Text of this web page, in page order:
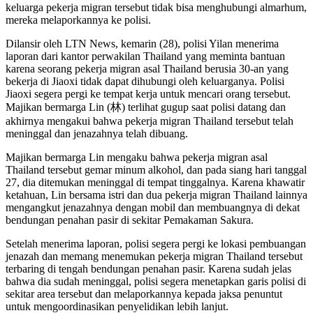
keluarga pekerja migran tersebut tidak bisa menghubungi almarhum,
mereka melaporkannya ke polisi.
Dilansir oleh LTN News, kemarin (28), polisi Yilan menerima
laporan dari kantor perwakilan Thailand yang meminta bantuan
karena seorang pekerja migran asal Thailand berusia 30-an yang
bekerja di Jiaoxi tidak dapat dihubungi oleh keluarganya. Polisi
Jiaoxi segera pergi ke tempat kerja untuk mencari orang tersebut.
Majikan bermarga Lin (林) terlihat gugup saat polisi datang dan
akhirnya mengakui bahwa pekerja migran Thailand tersebut telah
meninggal dan jenazahnya telah dibuang.
Majikan bermarga Lin mengaku bahwa pekerja migran asal
Thailand tersebut gemar minum alkohol, dan pada siang hari tanggal
27, dia ditemukan meninggal di tempat tinggalnya. Karena khawatir
ketahuan, Lin bersama istri dan dua pekerja migran Thailand lainnya
mengangkut jenazahnya dengan mobil dan membuangnya di dekat
bendungan penahan pasir di sekitar Pemakaman Sakura.
Setelah menerima laporan, polisi segera pergi ke lokasi pembuangan
jenazah dan memang menemukan pekerja migran Thailand tersebut
terbaring di tengah bendungan penahan pasir. Karena sudah jelas
bahwa dia sudah meninggal, polisi segera menetapkan garis polisi di
sekitar area tersebut dan melaporkannya kepada jaksa penuntut
untuk mengoordinasikan penyelidikan lebih lanjut.